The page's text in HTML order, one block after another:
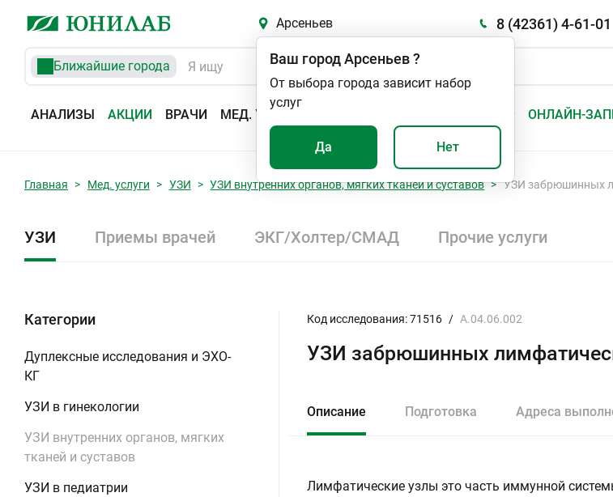
Арсеньев 8 (42361) 4-61-01
Ближайшие города
АНАЛИЗЫ АКЦИИ ВРАЧИ МЕД. УСЛУГИ ОНЛАЙН-
Ваш городАрсеньев?
От выбора города зависит набор
услуг
Да Нет
Главная Мед. услуги УЗИ УЗИ внутренних органов, мягких тканей и суставов УЗИ забрюшинных
УЗИ Приемы врачей ЭКГ/Холтер/СМАД Прочие услуги
Категории
Дуплексные исследования и ЭХО-
КГ
УЗИ в гинекологии
УЗИ внутренних органов, мягких
тканей и суставов
УЗИ в педиатрии
Код исследования: 71516 / А.04.06.002
УЗИ забрюшинных
Описание Подготовка Адреса
Лимфатические узлы это часть иммунной